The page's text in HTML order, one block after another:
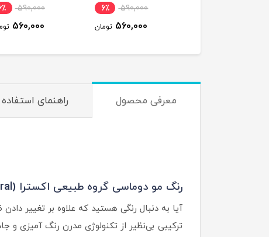
590,000 6٪
560,000 تومان
590,000
560,000
معرفی محصول راهنمای استفاده
رنگ مو دوماسی گروه طبیعی اکسترا (Domacy Extra Natural):
ترکیبی بی‌نظیر از تکنولوژی مدرن رنگ آمیزی و